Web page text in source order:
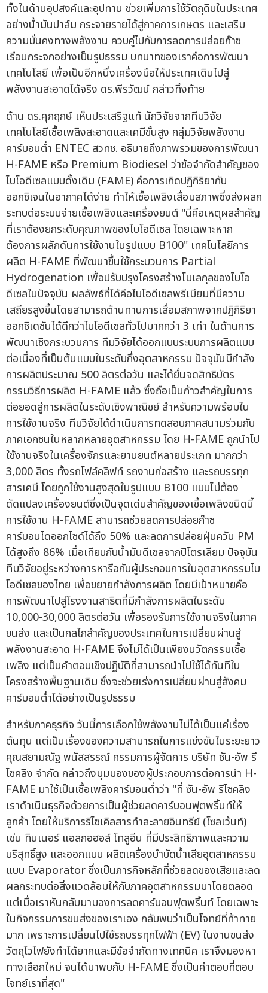
ทั้งในด้านอุปสงค์และอุปทาน ช่วยเพิ่มการใช้วัตถุดิบในประเทศ
อย่างน้ำมันปาล์ม กระจายรายได้สู่ภาคการเกษตร และเสริม
ความมั่นคงทางพลังงาน ควบคู่ไปกับการลดการปล่อยก๊าซ
เรือนกระจกอย่างเป็นรูปธรรม บทบาทของเราคือการพัฒนา
เทคโนโลยี เพื่อเป็นอีกหนึ่งเครื่องมือให้ประเทศเดินไปสู่
พลังงานสะอาดได้จริง ดร.พีรวัฒน์ กล่าวทิ้งท้าย
ด้าน ดร.ศุภฤกษ์ เห็นประเสริฐแท้ นักวิจัยจากทีมวิจัย
เทคโนโลยีเชื้อเพลิงสะอาดและเคมีขั้นสูง กลุ่มวิจัยพลังงาน
คาร์บอนต่ำ ENTEC สวทช. อธิบายถึงภาพรวมของการพัฒนา
H-FAME หรือ Premium Biodiesel ว่าข้อจำกัดสำคัญของ
ไบโอดีเซลแบบดั้งเดิม (FAME) คือการเกิดปฏิกิริยากับ
ออกซิเจนในอากาศได้ง่าย ทำให้เชื้อเพลิงเสื่อมสภาพซึ่งส่งผลก
ระทบต่อระบบจ่ายเชื้อเพลิงและเครื่องยนต์ "นี่คือเหตุผลสำคัญ
ที่เราต้องยกระดับคุณภาพของไบโอดีเซล โดยเฉพาะหาก
ต้องการผลักดันการใช้งานในรูปแบบ B100" เทคโนโลยีการ
ผลิต H-FAME ที่พัฒนาขึ้นใช้กระบวนการ Partial
Hydrogenation เพื่อปรับปรุงโครงสร้างโมเลกุลของไบโอ
ดีเซลในปัจจุบัน ผลลัพธ์ที่ได้คือไบโอดีเซลพรีเมียมที่มีความ
เสถียรสูงขึ้นโดยสามารถต้านทานการเสื่อมสภาพจากปฏิกิริยา
ออกซิเดชันได้ดีกว่าไบโอดีเซลทั่วไปมากกว่า 3 เท่า ในด้านการ
พัฒนาเชิงกระบวนการ ทีมวิจัยได้ออกแบบระบบการผลิตแบบ
ต่อเนื่องที่เป็นต้นแบบในระดับกึ่งอุตสาหกรรม ปัจจุบันมีกำลัง
การผลิตประมาณ 500 ลิตรต่อวัน และได้ยื่นจดสิทธิบัตร
กรรมวิธีการผลิต H-FAME แล้ว ซึ่งถือเป็นก้าวสำคัญในการ
ต่อยอดสู่การผลิตในระดับเชิงพาณิชย์ สำหรับความพร้อมใน
การใช้งานจริง ทีมวิจัยได้ดำเนินการทดสอบภาคสนามร่วมกับ
ภาคเอกชนในหลากหลายอุตสาหกรรม โดย H-FAME ถูกนำไป
ใช้งานจริงในเครื่องจักรและยานยนต์หลายประเภท มากกว่า
3,000 ลิตร ทั้งรถโฟล์คลิฟท์ รถงานก่อสร้าง และรถบรรทุก
สารเคมี โดยถูกใช้งานสูงสุดในรูปแบบ B100 แบบไม่ต้อง
ดัดแปลงเครื่องยนต์ซึ่งเป็นจุดเด่นสำคัญของเชื้อเพลิงชนิดนี้
การใช้งาน H-FAME สามารถช่วยลดการปล่อยก๊าซ
คาร์บอนไดออกไซด์ได้ถึง 50% และลดการปล่อยฝุ่นควัน PM
ได้สูงถึง 86% เมื่อเทียบกับน้ำมันดีเซลจากปิโตรเลียม ปัจจุบัน
ทีมวิจัยอยู่ระหว่างการหารือกับผู้ประกอบการในอุตสาหกรรมไบ
โอดีเซลของไทย เพื่อขยายกำลังการผลิต โดยมีเป้าหมายคือ
การพัฒนาไปสู่โรงงานสาธิตที่มีกำลังการผลิตในระดับ
10,000-30,000 ลิตรต่อวัน เพื่อรองรับการใช้งานจริงในภาค
ขนส่ง และเป็นกลไกสำคัญของประเทศในการเปลี่ยนผ่านสู่
พลังงานสะอาด H-FAME จึงไม่ได้เป็นเพียงนวัตกรรมเชื้อ
เพลิง แต่เป็นคำตอบเชิงปฏิบัติที่สามารถนำไปใช้ได้ทันทีใน
โครงสร้างพื้นฐานเดิม ซึ่งจะช่วยเร่งการเปลี่ยนผ่านสู่สังคม
คาร์บอนต่ำได้อย่างเป็นรูปธรรม
สำหรับภาคธุรกิจ วันนี้การเลือกใช้พลังงานไม่ได้เป็นแค่เรื่อง
ต้นทุน แต่เป็นเรื่องของความสามารถในการแข่งขันในระยะยาว
คุณสยามณัฐ พนัสสรรณ์ กรรมการผู้จัดการ บริษัท ซัน-อัพ รี
ไซคลิง จำกัด กล่าวถึงมุมมองของผู้ประกอบการต่อการนำ H-
FAME มาใช้เป็นเชื้อเพลิงคาร์บอนต่ำว่า "ที่ ซัน-อัพ รีไซคลิง
เราดำเนินธุรกิจด้วยการเป็นผู้ช่วยลดคาร์บอนฟุตพริ้นท์ให้
ลูกค้า โดยให้บริการรีไซเคิลสารทำละลายอินทรีย์ (โซลเว้นท์)
เช่น ทินเนอร์ แอลกอฮอล์ โทลูอีน ที่มีประสิทธิภาพและความ
บริสุทธิ์สูง และออกแบบ ผลิตเครื่องบำบัดน้ำเสียอุตสาหกรรม
แบบ Evaporator ซึ่งเป็นภารกิจหลักที่ช่วยลดของเสียและลด
ผลกระทบต่อสิ่งแวดล้อมให้กับภาคอุตสาหกรรมมาโดยตลอด
แต่เมื่อเราหันกลับมามองการลดคาร์บอนฟุตพริ้นท์ โดยเฉพาะ
ในกิจกรรมการขนส่งของเราเอง กลับพบว่าเป็นโจทย์ที่ท้าทาย
มาก เพราะการเปลี่ยนไปใช้รถบรรทุกไฟฟ้า (EV) ในงานขนส่ง
วัตถุไวไฟยังทำได้ยากและมีข้อจำกัดทางเทคนิค เราจึงมองหา
ทางเลือกใหม่ จนได้มาพบกับ H-FAME ซึ่งเป็นคำตอบที่ตอบ
โจทย์เราที่สุด"